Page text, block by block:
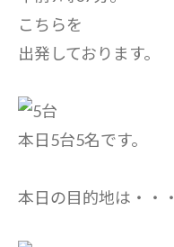
こちらを
出発しております。
本日5台5名です。
本日の目的地は・・・